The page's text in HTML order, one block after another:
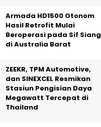
Armada HD1500 Otonom
Hasil Retrofit Mulai
Beroperasi pada Sif Siang
di Australia Barat
ZEEKR, TPM Automotive,
dan SINEXCEL Resmikan
Stasiun Pengisian Daya
Megawatt Tercepat di
Thailand